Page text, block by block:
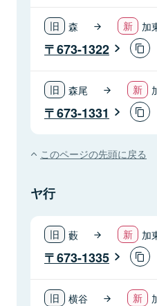
森 加
673-1322
森尾
673-1331
このページの先頭に戻る
ヤ行
藪 加
673-1335
横谷